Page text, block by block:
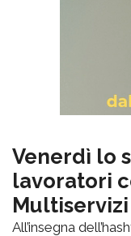
Venerdì lo
lavoratori
Multiservizi
All’insegna